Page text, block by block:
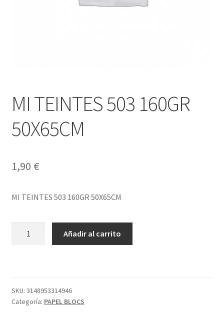
MI TEINTES 503 160GR
50X65CM
1,90 €
MI TEINTES 503 160GR 50X65CM
cantidad
Añadir al carrito
SKU: 3148953314946
Categoría: PAPEL BLOCS